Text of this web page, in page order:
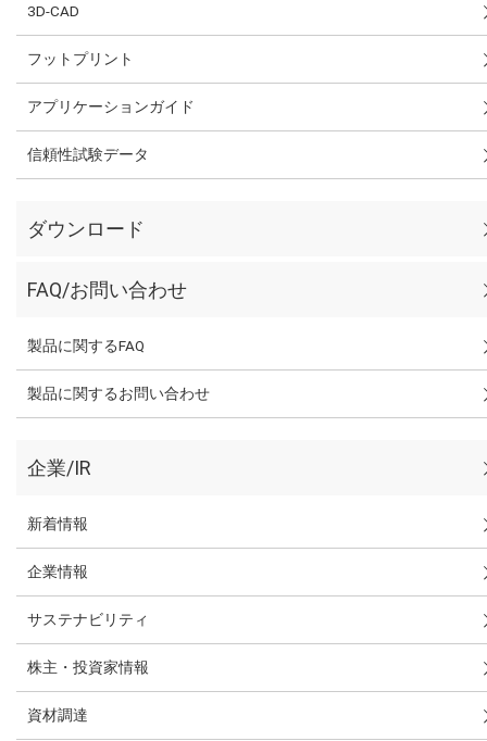
3D-CAD
フットプリント
アプリケーションガイド
信頼性試験データ
ダウンロード
FAQ/お問い合わせ
製品に関するFAQ
製品に関するお問い合わせ
企業/IR
新着情報
企業情報
サステナビリティ
株主・投資家情報
資材調達